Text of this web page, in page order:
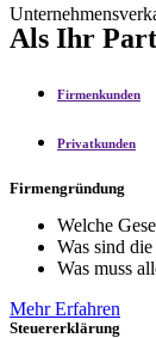
Als Ihr
Firmenkunden
Privatkunden
Firmengründung
Welche
Was sind
Was muss
Mehr Erfahren
Steuererklärung